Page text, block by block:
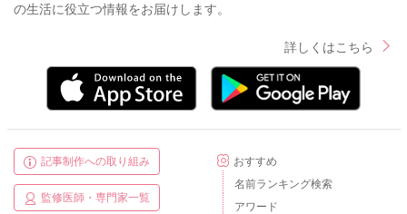
の生活に役立つ情報をお届けします。
詳しくはこちら
記事制作への取り組み
監修医師・専門家一覧
おすすめ
名前ランキング検索
アワード